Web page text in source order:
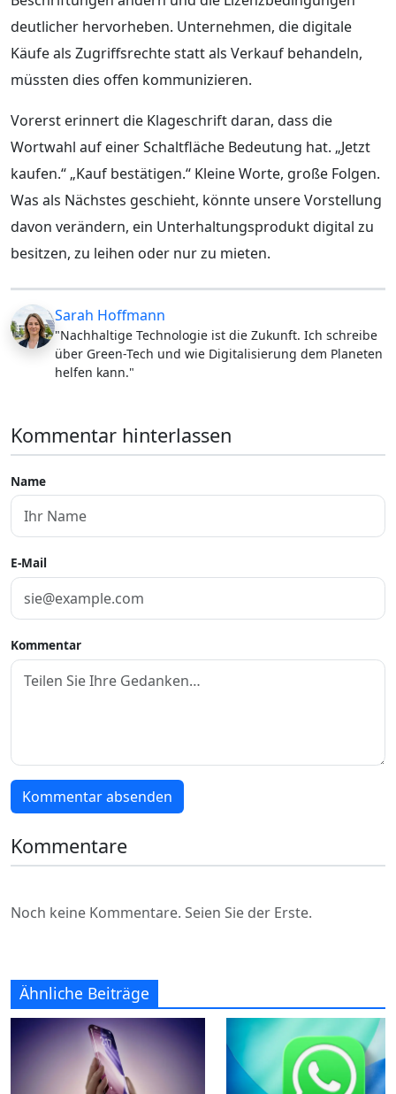
deutlicher hervorheben. Unternehmen, die digitale
Käufe als Zugriffsrechte statt als Verkauf behandeln,
müssten dies offen kommunizieren.
Vorerst erinnert die Klageschrift daran, dass die
Wortwahl auf einer Schaltfläche Bedeutung hat. „Jetzt
kaufen.“ „Kauf bestätigen.“ Kleine Worte, große Folgen.
Was als Nächstes geschieht, könnte unsere Vorstellung
davon verändern, ein Unterhaltungsprodukt digital zu
besitzen, zu leihen oder nur zu mieten.
Sarah Hoffmann
"Nachhaltige Technologie ist die Zukunft. Ich schreibe
über Green-Tech und wie Digitalisierung dem Planeten
helfen kann."
Kommentar hinterlassen
Name
E-Mail
Kommentar
Kommentar absenden
Kommentare
Noch keine Kommentare. Seien Sie der Erste.
Ähnliche Beiträge